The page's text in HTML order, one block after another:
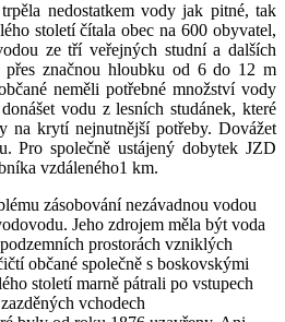
nedostatkem vody jak pitné, tak
století čítala obec na 600 obyvatel,
ze tří veřejných studní a dalších
přes značnou hloubku od 6 do 12 m
neměli potřebné množství vody
vodu z lesních studánek, které
na krytí nejnutnější potřeby. Dovážet
Pro společně ustájený dobytek JZD
vzdáleného1 km.
zásobování nezávadnou vodou
Jeho zdrojem měla být voda
prostorách vzniklých
občané společně s boskovskými
století marně pátrali po vstupech
vchodech